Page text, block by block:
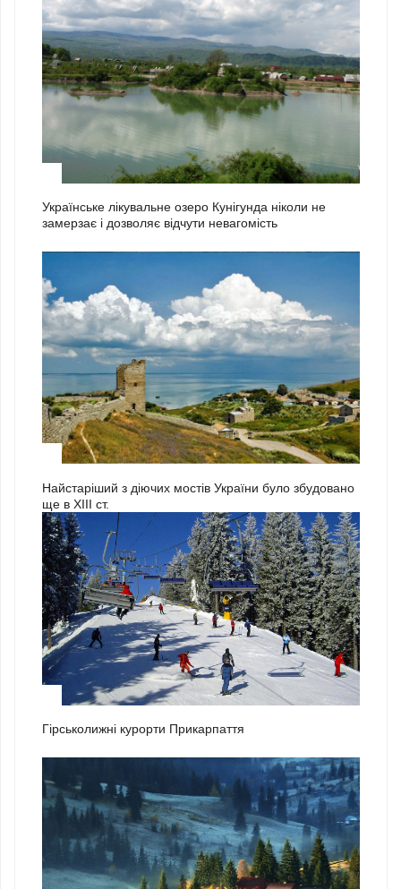
Українське лікувальне озеро Кунігунда ніколи не
замерзає і дозволяє відчути невагомість
Найстаріший з діючих мостів України було збудовано
ще в ХІІІ ст.
Гірськолижні курорти Прикарпаття